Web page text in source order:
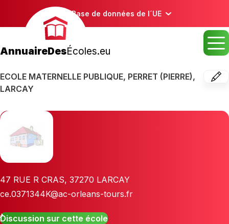
Base de données de l´UE
AnnuaireDesÉcoles.eu
ECOLE MATERNELLE PUBLIQUE, PERRET (PIERRE),
LARCAY
47 RUE R CRAS, 37270 LARCAY
ce.0371344K@ac-orleans-tours.fr
Discussion sur cette école